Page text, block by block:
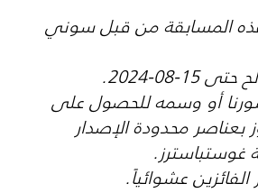
المسابقة من قبل سوني
08-2024.
أو وسمه للحصول على
بعناصر محدودة الإصدار
غوستباسترز.
عشوائياً.